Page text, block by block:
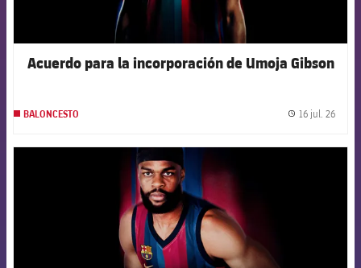
Acuerdo para la incorporación de Umoja Gibson
BALONCESTO 16 jul. 26
FCB Barcelona badge